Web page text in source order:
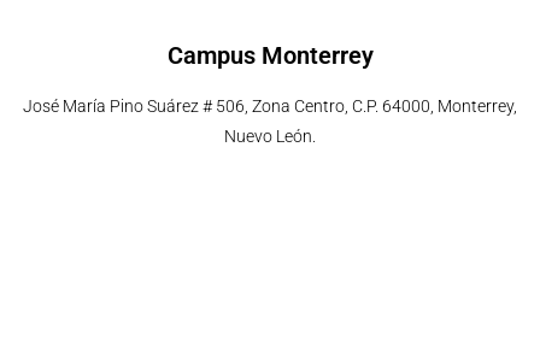
Campus Monterrey
José María Pino Suárez # 506, Zona Centro, C.P. 64000, Monterrey,
Nuevo León.